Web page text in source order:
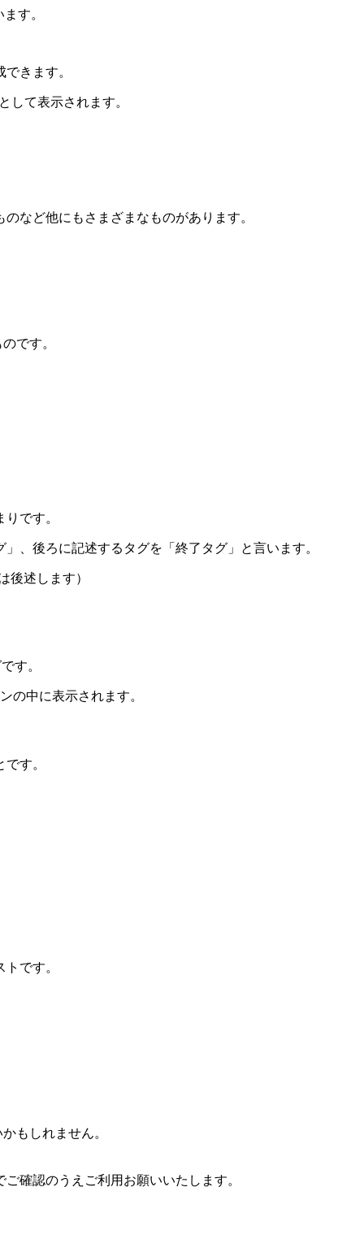
す。
きます。
して表示されます。
など他にもさまざまなものがあります。
です。
です。
、後ろに記述するタグを「終了タグ」と言います。
後述します）
す。
の中に表示されます。
す。
です。
もしれません。
確認のうえご利用お願いいたします。